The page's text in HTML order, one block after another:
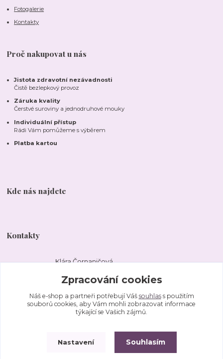
Fotogalerie
Kontakty
Proč nakupovat u nás
Jistota zdravotní nezávadnosti
Čistě bezlepkový provoz
Záruka kvality
Čerstvé suroviny a jednodruhové mouky
Individuální přístup
Rádi Vám pomůžeme s výběrem
Platba kartou
Kde nás najdete
Kontakty
Klára Čornaničová
Po-Ne 10 - 18 hodin
kavarnaklarka@gmail.com
Zpracování cookies
Náš e-shop a partneři potřebují Váš souhlass použitím
souborů cookies, aby Vám mohli zobrazovat informace
týkající se Vašich zájmů.
Nastavení Souhlasím